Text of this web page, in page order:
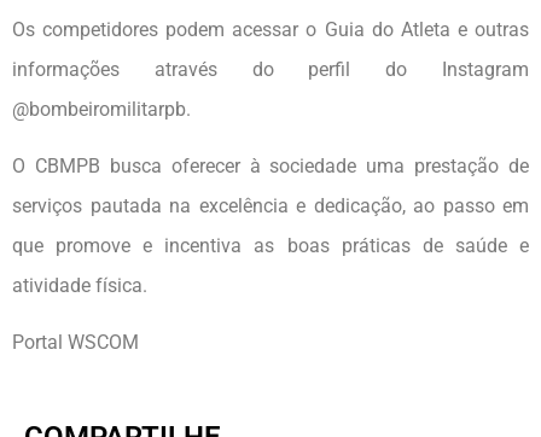
Os competidores podem acessar o Guia do Atleta e outras
informações através do perfil do Instagram
@bombeiromilitarpb.
O CBMPB busca oferecer à sociedade uma prestação de
serviços pautada na excelência e dedicação, ao passo em
que promove e incentiva as boas práticas de saúde e
atividade física.
Portal WSCOM